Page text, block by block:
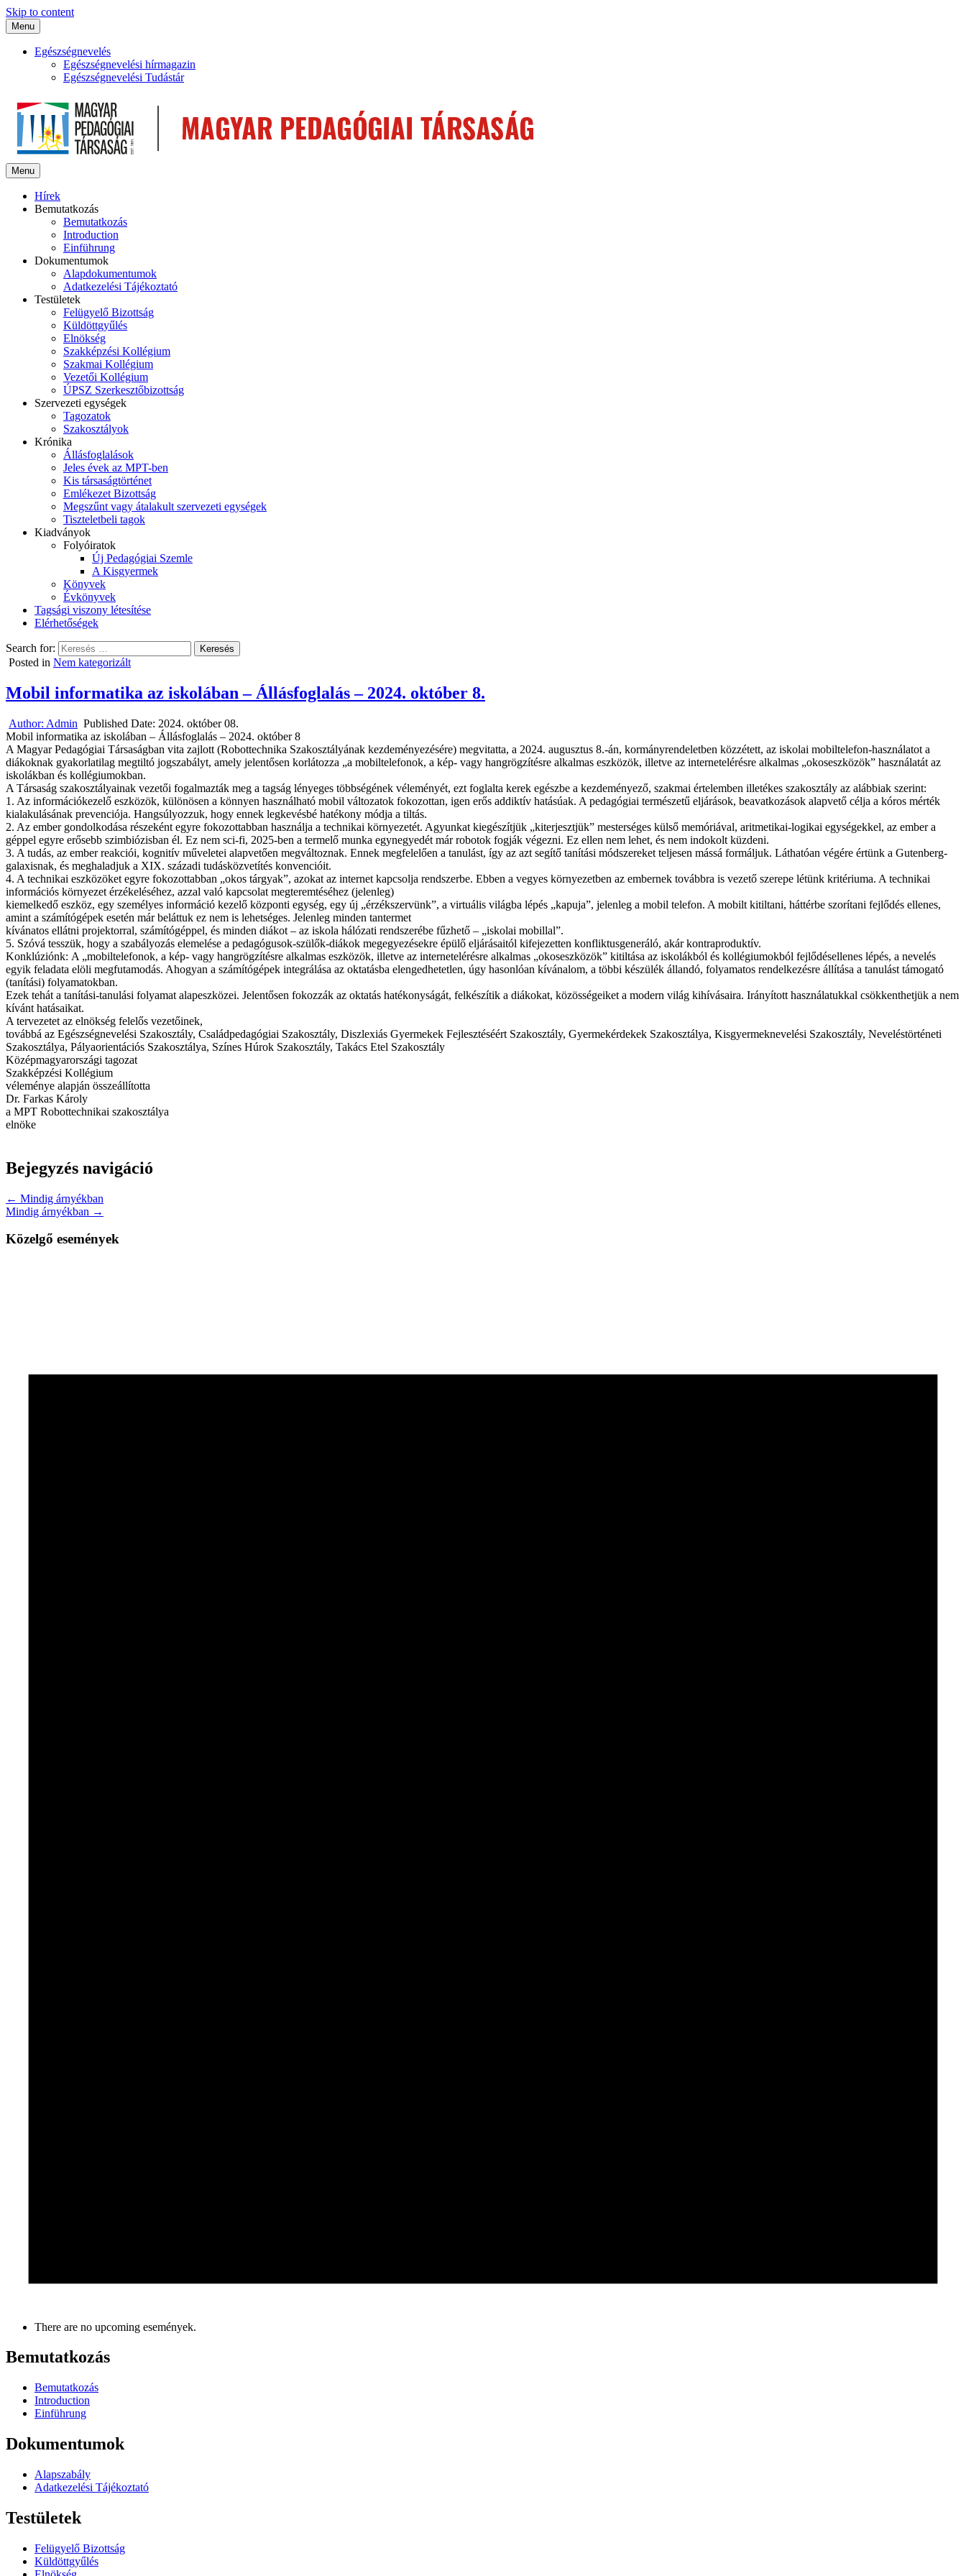
Skip to content
Menu
Egészségnevelés
Egészségnevelési hírmagazin
Egészségnevelési Tudástár
Menu
Hírek
Bemutatkozás
Bemutatkozás
Introduction
Einführung
Dokumentumok
Alapdokumentumok
Adatkezelési Tájékoztató
Testületek
Felügyelő Bizottság
Küldöttgyűlés
Elnökség
Szakképzési Kollégium
Szakmai Kollégium
Vezetői Kollégium
ÚPSZ Szerkesztőbizottság
Szervezeti egységek
Tagozatok
Szakosztályok
Krónika
Állásfoglalások
Jeles évek az MPT-ben
Kis társaságtörténet
Emlékezet Bizottság
Megszűnt vagy átalakult szervezeti egységek
Tiszteletbeli tagok
Kiadványok
Folyóiratok
Új Pedagógiai Szemle
A Kisgyermek
Könyvek
Évkönyvek
Tagsági viszony létesítése
Elérhetőségek
Search for:
Posted in Nem kategorizált
Mobil informatika az iskolában – Állásfoglalás – 2024. október 8.
Author: Admin Published Date: 2024. október 08.
Mobil informatika az iskolában – Állásfoglalás – 2024. október 8
A Magyar Pedagógiai Társaságban vita zajlott (Robottechnika Szakosztályának kezdeményezésére) megvitatta, a 2024. augusztus 8.-án, kormányrendeletben közzétett, az iskolai mobiltelefon-használatot a
diákoknak gyakorlatilag megtiltó jogszabályt, amely jelentősen korlátozza „a mobiltelefonok, a kép- vagy hangrögzítésre alkalmas eszközök, illetve az internetelérésre alkalmas „okoseszközök” használatát az
iskolákban és kollégiumokban.
A Társaság szakosztályainak vezetői fogalmazták meg a tagság lényeges többségének véleményét, ezt foglalta kerek egészbe a kezdeményező, szakmai értelemben illetékes szakosztály az alábbiak szerint:
1. Az információkezelő eszközök, különösen a könnyen használható mobil változatok fokozottan, igen erős addiktív hatásúak. A pedagógiai természetű eljárások, beavatkozások alapvető célja a kóros mérték
kialakulásának prevenciója. Hangsúlyozzuk, hogy ennek legkevésbé hatékony módja a tiltás.
2. Az ember gondolkodása részeként egyre fokozottabban használja a technikai környezetét. Agyunkat kiegészítjük „kiterjesztjük” mesterséges külső memóriával, aritmetikai-logikai egységekkel, az ember a
géppel egyre erősebb szimbiózisban él. Ez nem sci-fi, 2025-ben a termelő munka egynegyedét már robotok fogják végezni. Ez ellen nem lehet, és nem indokolt küzdeni.
3. A tudás, az ember reakciói, kognitív műveletei alapvetően megváltoznak. Ennek megfelelően a tanulást, így az azt segítő tanítási módszereket teljesen mássá formáljuk. Láthatóan végére értünk a Gutenberg-
galaxisnak, és meghaladjuk a XIX. századi tudásközvetítés konvencióit.
4. A technikai eszközöket egyre fokozottabban „okos tárgyak”, azokat az internet kapcsolja rendszerbe. Ebben a vegyes környezetben az embernek továbbra is vezető szerepe létünk kritériuma. A technikai
információs környezet érzékeléséhez, azzal való kapcsolat megteremtéséhez (jelenleg)
kiemelkedő eszköz, egy személyes információ kezelő központi egység, egy új „érzékszervünk”, a virtuális világba lépés „kapuja”, jelenleg a mobil telefon. A mobilt kitiltani, háttérbe szorítani fejlődés ellenes,
amint a számítógépek esetén már beláttuk ez nem is lehetséges. Jelenleg minden tantermet
kívánatos ellátni projektorral, számítógéppel, és minden diákot – az iskola hálózati rendszerébe fűzhető – „iskolai mobillal”.
5. Szóvá tesszük, hogy a szabályozás elemelése a pedagógusok-szülők-diákok megegyezésekre épülő eljárásaitól kifejezetten konfliktusgeneráló, akár kontraproduktív.
Konklúziónk: A „mobiltelefonok, a kép- vagy hangrögzítésre alkalmas eszközök, illetve az internetelérésre alkalmas „okoseszközök” kitiltása az iskolákból és kollégiumokból fejlődésellenes lépés, a nevelés
egyik feladata elöli megfutamodás. Ahogyan a számítógépek integrálása az oktatásba elengedhetetlen, úgy hasonlóan kívánalom, a többi készülék állandó, folyamatos rendelkezésre állítása a tanulást támogató
(tanítási) folyamatokban.
Ezek tehát a tanítási-tanulási folyamat alapeszközei. Jelentősen fokozzák az oktatás hatékonyságát, felkészítik a diákokat, közösségeiket a modern világ kihívásaira. Irányított használatukkal csökkenthetjük a nem
kívánt hatásaikat.
A tervezetet az elnökség felelős vezetőinek,
továbbá az Egészségnevelési Szakosztály, Családpedagógiai Szakosztály, Diszlexiás Gyermekek Fejlesztéséért Szakosztály, Gyermekérdekek Szakosztálya, Kisgyermeknevelési Szakosztály, Neveléstörténeti
Szakosztálya, Pályaorientációs Szakosztálya, Színes Húrok Szakosztály, Takács Etel Szakosztály
Középmagyarországi tagozat
Szakképzési Kollégium
véleménye alapján összeállította
Dr. Farkas Károly
a MPT Robottechnikai szakosztálya
elnöke
Bejegyzés navigáció
← Mindig árnyékban
Mindig árnyékban →
Közelgő események
There are no upcoming események.
Bemutatkozás
Bemutatkozás
Introduction
Einführung
Dokumentumok
Alapszabály
Adatkezelési Tájékoztató
Testületek
Felügyelő Bizottság
Küldöttgyűlés